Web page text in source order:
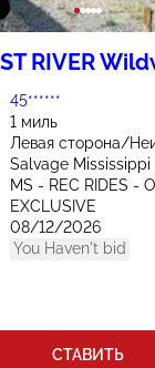
RIVER
45******
1 миль
Левая сторона/
Salvage Mississippi
MS - REC RIDES -
EXCLUSIVE
08/12/2026
You Haven't bid
СТАВИТЬ